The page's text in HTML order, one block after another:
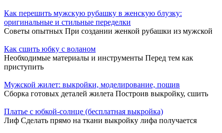
Как перешить мужскую рубашку в женскую блузку:
оригинальные и стильные переделки
Советы опытных При создании женкой рубашки из мужской
Как сшить юбку с воланом
Необходимые материалы и инструменты Перед тем как
приступить
Мужской жилет: выкройки, моделирование, пошив
Сборка готовых деталей жилета Построив выкройку, сшить
Платье с юбкой-солнце (бесплатная выкройка)
Лиф Сделать прямо на ткани выкройку лифа получается